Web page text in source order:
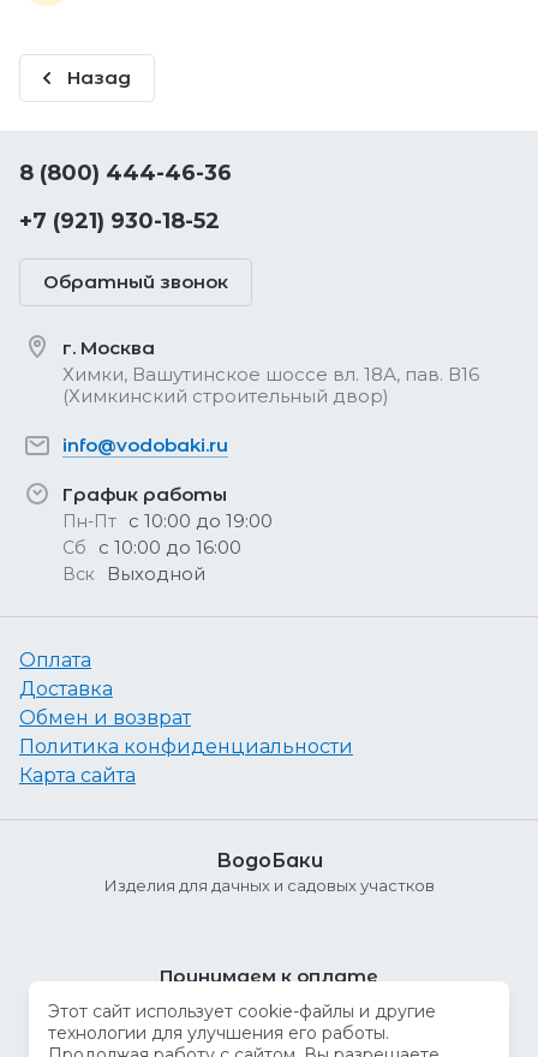
Назад
8 (800) 444-46-36
+7 (921) 930-18-52
Обратный звонок
г. Москва
Химки, Вашутинское шоссе вл. 18А, пав. В16
(Химкинский строительный двор)
info@vodobaki.ru
График работы
Пн-Пт с 10:00 до 19:00
Сб с 10:00 до 16:00
Вск Выходной
Оплата
Доставка
Обмен и возврат
Политика конфиденциальности
Карта сайта
ВодоБаки
Изделия для дачных и садовых участков
Принимаем к оплате
Этот сайт использует cookie-файлы и другие
технологии для улучшения его работы.